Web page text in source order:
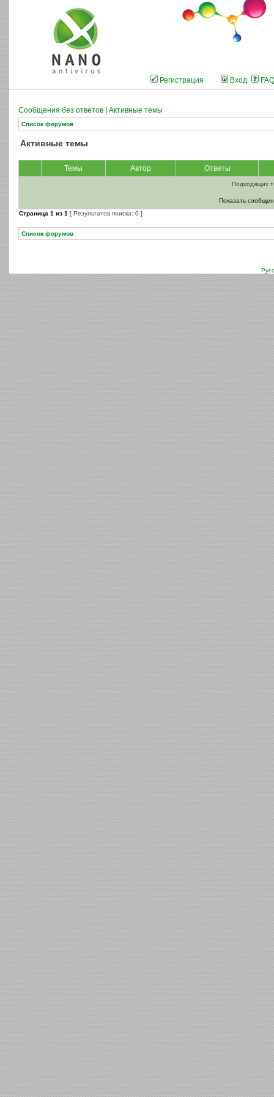
Регистрация Вход FAQ
Сообщения без ответов Активные темы
Список форумов
Активные темы
Темы Автор Ответы
Подходящих
Показать
Страница 1 из 1 [ Результатов поиска: 0 ]
Список форумов